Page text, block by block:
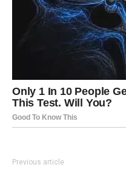
Previous article